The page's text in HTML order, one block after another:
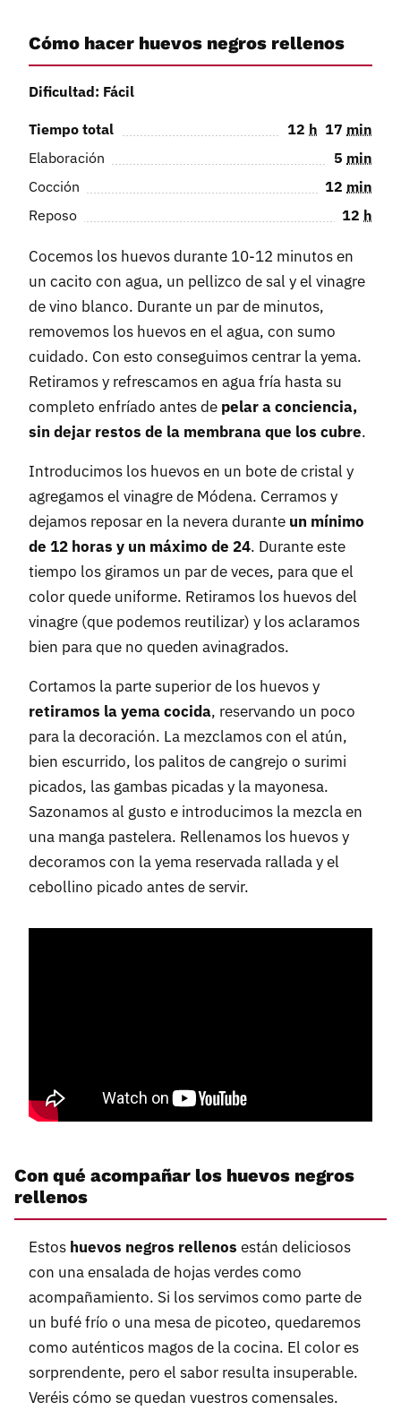
Cómo hacer huevos negros rellenos
Dificultad: Fácil
Tiempo total 12 h 17 min
Elaboración
5 min
Cocción
12 min
Reposo
12 h
Cocemos los huevos durante 10-12 minutos en
un cacito con agua, un pellizco de sal y el vinagre
de vino blanco. Durante un par de minutos,
removemos los huevos en el agua, con sumo
cuidado. Con esto conseguimos centrar la yema.
Retiramos y refrescamos en agua fría hasta su
completo enfríado antes de pelar a conciencia,
sin dejar restos de la membrana que los cubre.
Introducimos los huevos en un bote de cristal y
agregamos el vinagre de Módena. Cerramos y
dejamos reposar en la nevera durante un mínimo
de 12 horas y un máximo de 24. Durante este
tiempo los giramos un par de veces, para que el
color quede uniforme. Retiramos los huevos del
vinagre (que podemos reutilizar) y los aclaramos
bien para que no queden avinagrados.
Cortamos la parte superior de los huevos y
retiramos la yema cocida, reservando un poco
para la decoración. La mezclamos con el atún,
bien escurrido, los palitos de cangrejo o surimi
picados, las gambas picadas y la mayonesa.
Sazonamos al gusto e introducimos la mezcla en
una manga pastelera. Rellenamos los huevos y
decoramos con la yema reservada rallada y el
cebollino picado antes de servir.
Con qué acompañar los huevos negros
rellenos
Estos huevos negros rellenos están deliciosos
con una ensalada de hojas verdes como
acompañamiento. Si los servimos como parte de
un bufé frío o una mesa de picoteo, quedaremos
como auténticos magos de la cocina. El color es
sorprendente, pero el sabor resulta insuperable.
Veréis cómo se quedan vuestros comensales.